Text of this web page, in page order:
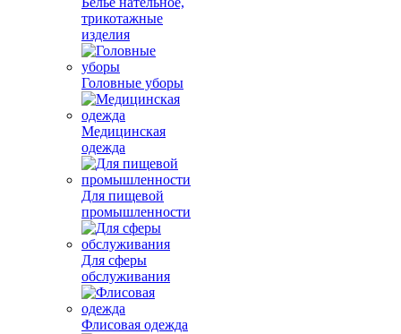
трикотажные
изделия
Головные уборы
Медицинская
одежда
Для пищевой
промышленности
Для сферы
обслуживания
Флисовая одежда